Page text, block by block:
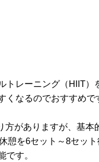
レーニング（HIIT
なるのでおすすめで
がありますが、基
憩を6セット～8セッ
す。